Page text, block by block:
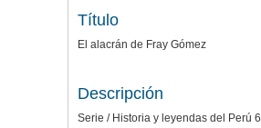
Título
El alacrán de Fray Gómez
Descripción
Serie / Historia y leyendas del Perú 6